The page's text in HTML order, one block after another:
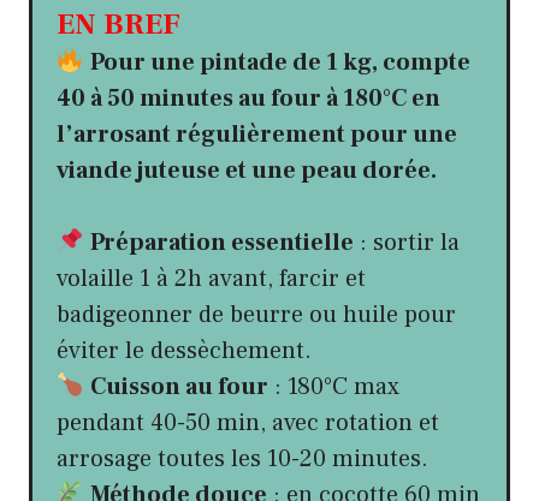
EN BREF
Pour une pintade de 1 kg, compte
40 à 50 minutes au four à 180°C en
l’arrosant régulièrement pour une
viande juteuse et une peau dorée.
Préparation essentielle : sortir la
volaille 1 à 2h avant, farcir et
badigeonner de beurre ou huile pour
éviter le dessèchement.
Cuisson au four : 180°C max
pendant 40-50 min, avec rotation et
arrosage toutes les 10-20 minutes.
Méthode douce : en cocotte 60 min